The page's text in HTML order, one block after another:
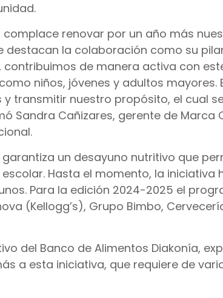
complace renovar por un año más
destacan la colaboración como su
contribuimos de manera activa con
niños, jóvenes y adultos
transmitir nuestro propósito, el cual
Sandra Cañizares, gerente de Marca
un desayuno nutritivo que
Hasta el momento, la iniciativa
Para la edición 2024-2025 el
(Kellogg’s), Grupo Bimbo,
del Banco de Alimentos Diakonía,
a esta iniciativa, que requiere de